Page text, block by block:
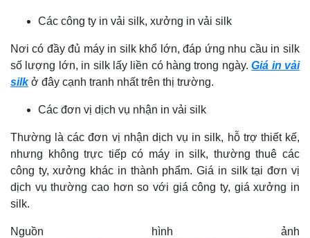
Các công ty in vải silk, xưởng in vải silk
Nơi có đầy đủ máy in silk khổ lớn, đáp ứng nhu cầu in silk
số lượng lớn, in silk lấy liền có hàng trong ngày.Giá in vải
silkở đây cạnh tranh nhất trên thị trường.
Các đơn vị dịch vụ nhận in vải silk
Thường là các đơn vị nhận dịch vụ in silk, hỗ trợ thiết kế,
nhưng không trực tiếp có máy in silk, thường thuê các
công ty, xưởng khác in thành phẩm. Giá in silk tại đơn vị
dịch vụ thường cao hơn so với giá công ty, giá xưởng in
silk.
Nguồn hình ảnh